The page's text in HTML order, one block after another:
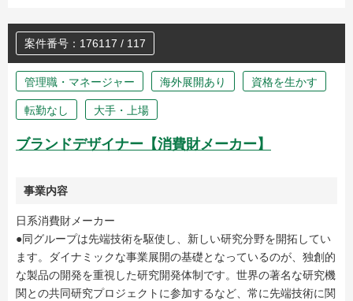
案件番号：176117 / 117
管理職・マネージャー 海外展開あり 資格を生かす
転勤なし 大手・上場
ブランドデザイナー【消費財メーカー】
事業内容
日系消費財メーカー
●同グループは先端技術を駆使し、新しい研究分野を開拓してい
ます。ダイナミックな事業展開の基礎となっているのが、独創的
な製品の開発を重視した研究開発体制です。世界の著名な研究機
関との共同研究プロジェクトに参加するなど、常に先端技術に関